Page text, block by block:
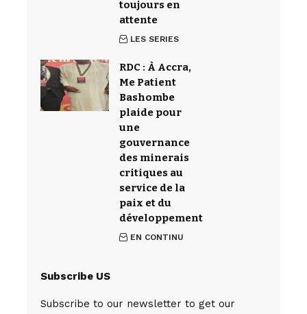
toujours en
attente
LES SERIES
RDC : À Accra,
Me Patient
Bashombe
plaide pour
une
gouvernance
des minerais
critiques au
service de la
paix et du
développement
EN CONTINU
Subscribe US
Subscribe to our newsletter to get our